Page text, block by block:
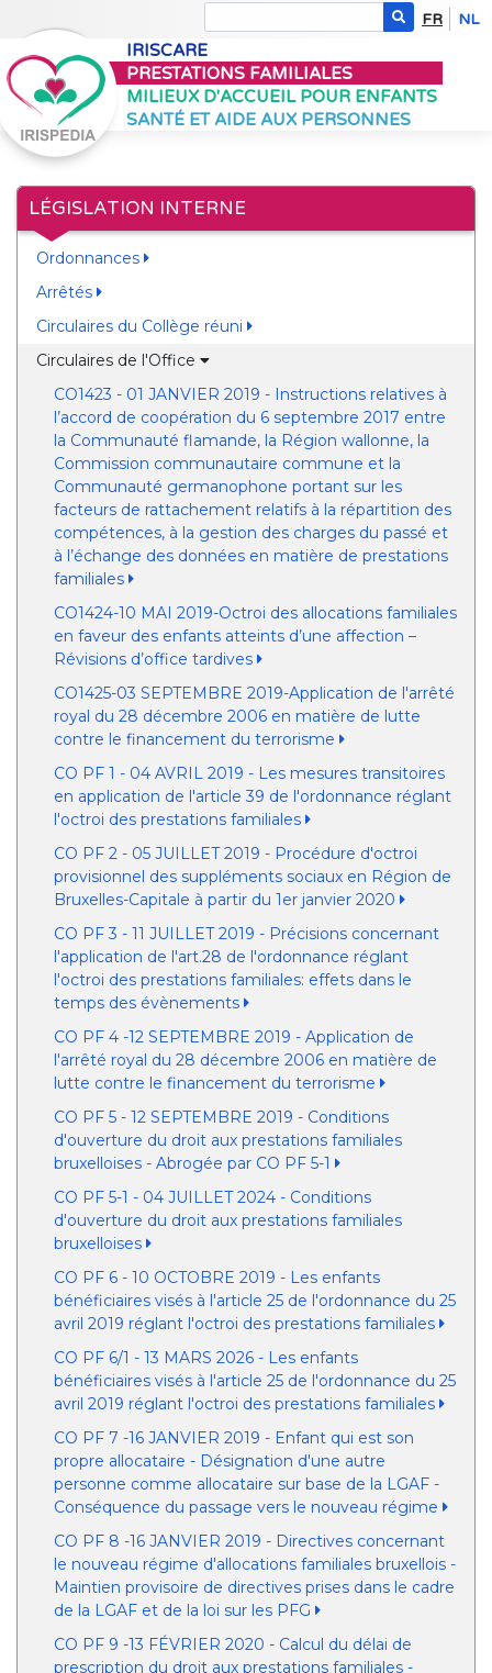
FR NL
IRISCARE
PRESTATIONS FAMILIALES
MILIEUX D'ACCUEIL POUR ENFANTS
SANTÉ ET AIDE AUX PERSONNES
LÉGISLATION INTERNE
Ordonnances
Arrêtés
Circulaires du Collège réuni
Circulaires de l'Office
CO1423 - 01 JANVIER 2019 - Instructions relatives à
l’accord de coopération du 6 septembre 2017 entre
la Communauté flamande, la Région wallonne, la
Commission communautaire commune et la
Communauté germanophone portant sur les
facteurs de rattachement relatifs à la répartition des
compétences, à la gestion des charges du passé et
à l’échange des données en matière de prestations
familiales
CO1424-10 MAI 2019-Octroi des allocations familiales
en faveur des enfants atteints d’une affection –
Révisions d’office tardives
CO1425-03 SEPTEMBRE 2019-Application de l'arrêté
royal du 28 décembre 2006 en matière de lutte
contre le financement du terrorisme
CO PF 1 - 04 AVRIL 2019 - Les mesures transitoires
en application de l'article 39 de l'ordonnance réglant
l'octroi des prestations familiales
CO PF 2 - 05 JUILLET 2019 - Procédure d'octroi
provisionnel des suppléments sociaux en Région de
Bruxelles-Capitale à partir du 1er janvier 2020
CO PF 3 - 11 JUILLET 2019 - Précisions concernant
l'application de l'art.28 de l'ordonnance réglant
l'octroi des prestations familiales: effets dans le
temps des évènements
CO PF 4 -12 SEPTEMBRE 2019 - Application de
l'arrêté royal du 28 décembre 2006 en matière de
lutte contre le financement du terrorisme
CO PF 5 - 12 SEPTEMBRE 2019 - Conditions
d'ouverture du droit aux prestations familiales
bruxelloises - Abrogée par CO PF 5-1
CO PF 5-1 - 04 JUILLET 2024 - Conditions
d'ouverture du droit aux prestations familiales
bruxelloises
CO PF 6 - 10 OCTOBRE 2019 - Les enfants
bénéficiaires visés à l'article 25 de l'ordonnance du 25
avril 2019 réglant l'octroi des prestations familiales
CO PF 6/1 - 13 MARS 2026 - Les enfants
bénéficiaires visés à l'article 25 de l'ordonnance du 25
avril 2019 réglant l'octroi des prestations familiales
CO PF 7 -16 JANVIER 2019 - Enfant qui est son
propre allocataire - Désignation d'une autre
personne comme allocataire sur base de la LGAF -
Conséquence du passage vers le nouveau régime
CO PF 8 -16 JANVIER 2019 - Directives concernant
le nouveau régime d'allocations familiales bruxellois -
Maintien provisoire de directives prises dans le cadre
de la LGAF et de la loi sur les PFG
CO PF 9 -13 FÉVRIER 2020 - Calcul du délai de
prescription du droit aux prestations familiales -